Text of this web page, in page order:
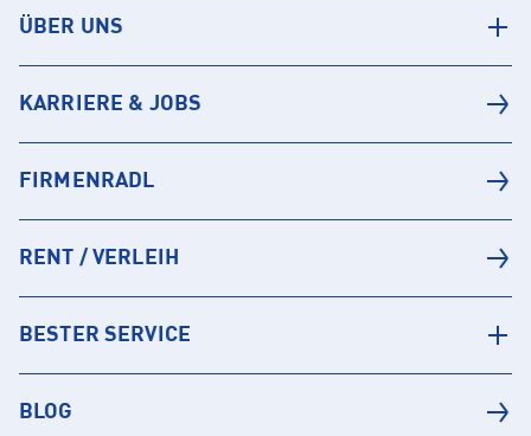
ÜBER UNS
KARRIERE & JOBS
FIRMENRADL
RENT / VERLEIH
BESTER SERVICE
BLOG